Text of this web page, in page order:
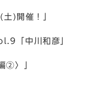
開催！」
「中川和彦」
〉」